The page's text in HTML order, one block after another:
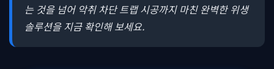
는 것을 넘어 악취 차단 트랩 시공까지 마친 완벽한 위생
솔루션을 지금 확인해 보세요.